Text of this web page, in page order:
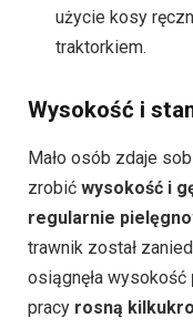
użycie kosy
traktorkiem.
Wysokość i
Mało osób zdaje
zrobić wysokość i
regularnie
trawnik został
osiągnęła wysokość
pracy rosną